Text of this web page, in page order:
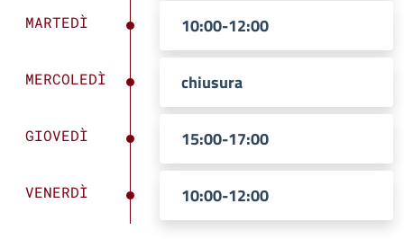
MARTEDÌ 10:00-12:00
MERCOLEDÌ chiusura
GIOVEDÌ 15:00-17:00
VENERDÌ 10:00-12:00